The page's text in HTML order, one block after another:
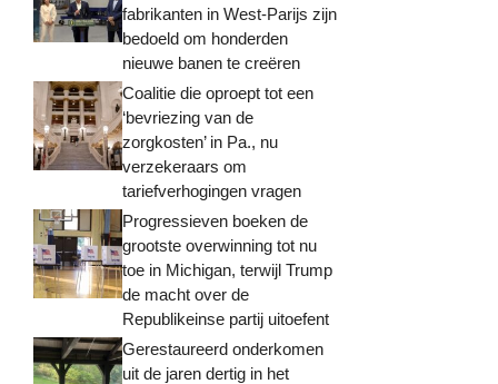
fabrikanten in West-Parijs zijn
bedoeld om honderden
nieuwe banen te creëren
Coalitie die oproept tot een
‘bevriezing van de
zorgkosten’ in Pa., nu
verzekeraars om
tariefverhogingen vragen
Progressieven boeken de
grootste overwinning tot nu
toe in Michigan, terwijl Trump
de macht over de
Republikeinse partij uitoefent
Gerestaureerd onderkomen
uit de jaren dertig in het